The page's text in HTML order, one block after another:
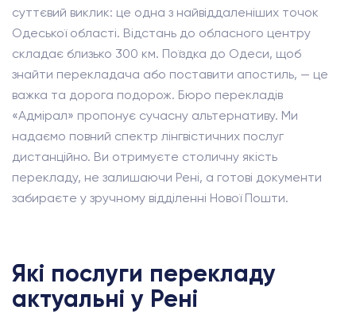
суттєвий виклик: це одна з найвіддаленіших точок
Одеської області. Відстань до обласного центру
складає близько 300 км. Поїздка до Одеси, щоб
знайти перекладача або поставити апостиль, — це
важка та дорога подорож. Бюро перекладів
«Адмірал» пропонує сучасну альтернативу. Ми
надаємо повний спектр лінгвістичних послуг
дистанційно. Ви отримуєте столичну якість
перекладу, не залишаючи Рені, а готові документи
забираєте у зручному відділенні Нової Пошти.
Які послуги перекладу
актуальні у Рені